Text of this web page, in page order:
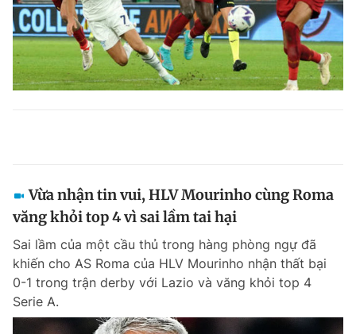
Vừa nhận tin vui, HLV Mourinho cùng Roma
văng khỏi top 4 vì sai lầm tai hại
Sai lầm của một cầu thủ trong hàng phòng ngự đã
khiến cho AS Roma của HLV Mourinho nhận thất bại
0-1 trong trận derby với Lazio và văng khỏi top 4
Serie A.